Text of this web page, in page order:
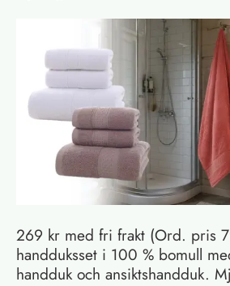
269 kr med fri frakt (Ord. pris
handduksset i 100 % bomull
handduk och ansiktshandduk.